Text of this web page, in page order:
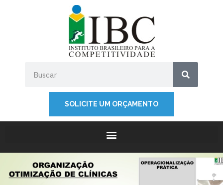
SOLICITE UM ORÇAMENTO